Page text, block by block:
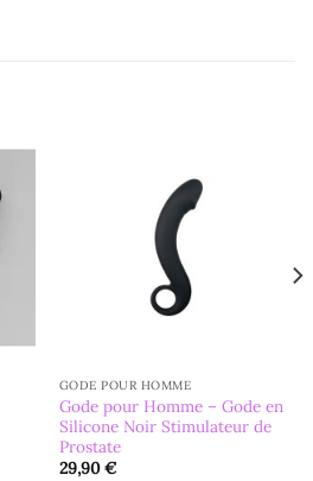
GODE POUR HOMME
Gode pour Homme – Gode en
Silicone Noir Stimulateur de
Prostate
29,90€